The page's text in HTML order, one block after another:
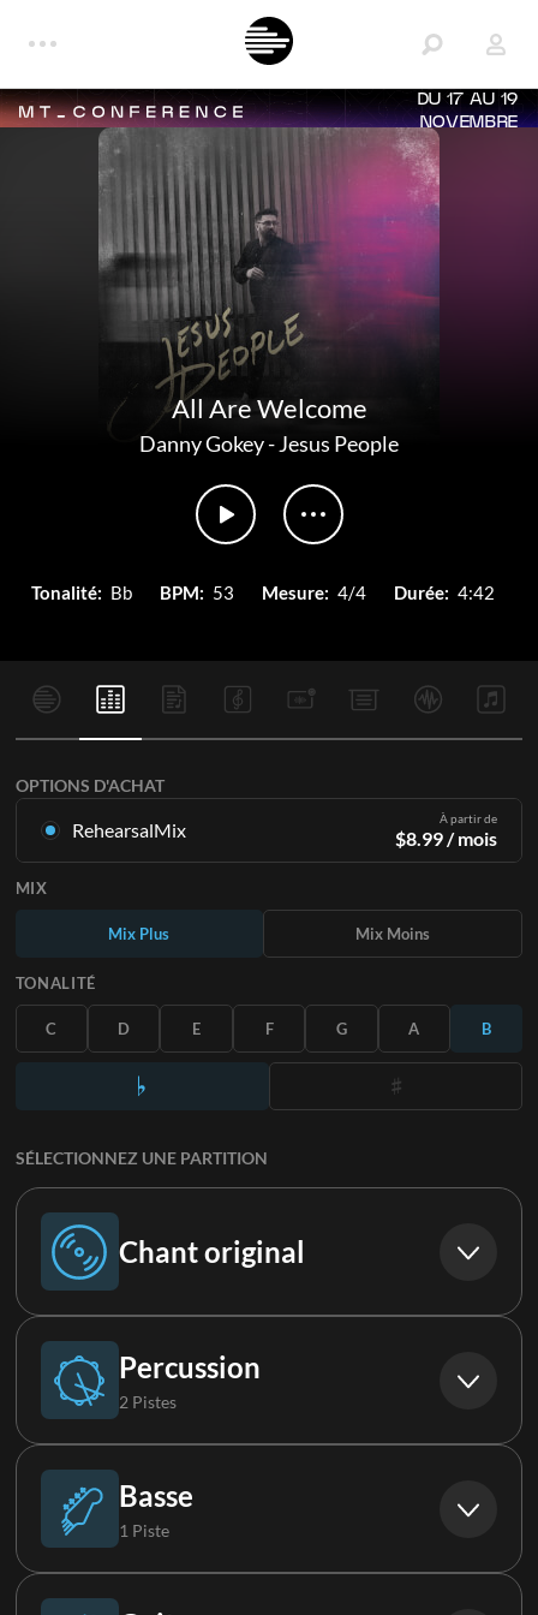
DU 17 AU 19
NOVEMBRE
All Are Welcome
Danny Gokey-Jesus People
Tonalité: Bb BPM: 53 Mesure: 4/4 Durée: 4:42
OPTIONS D'ACHAT
RehearsalMix À partir de
$8.99/ mois
Disponible dans les 12 tonalités avec des Mix Plus et Moins
pour chaque partition et le chant original.
S'ABONNER
MIX
Mix Plus Mix Moins
TONALITÉ
C D E F G A B
SÉLECTIONNEZ UNE PARTITION
Chant original
Chant original
Percussion
2 Pistes
Batterie
Boucle
Basse
1 Piste
Basse